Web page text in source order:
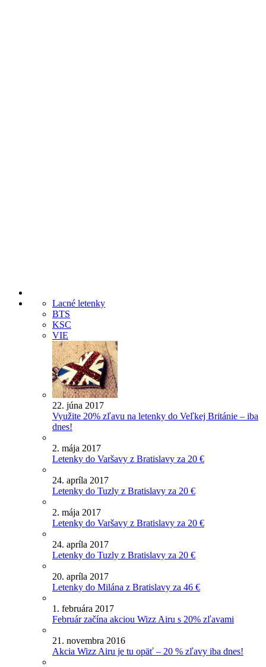
Lacné letenky
BTS
KSC
VIE
22. júna 2017
Využite 20% zľavu na letenky do Veľkej Británie – iba
dnes!
2. mája 2017
Letenky do Varšavy z Bratislavy za 20 €
24. apríla 2017
Letenky do Tuzly z Bratislavy za 20 €
2. mája 2017
Letenky do Varšavy z Bratislavy za 20 €
24. apríla 2017
Letenky do Tuzly z Bratislavy za 20 €
20. apríla 2017
Letenky do Milána z Bratislavy za 46 €
1. februára 2017
Február začína akciou Wizz Airu s 20% zľavami
21. novembra 2016
Akcia Wizz Airu je tu opäť – 20 % zľavy iba dnes!